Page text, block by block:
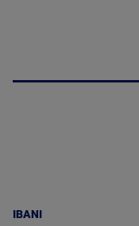
IBANI